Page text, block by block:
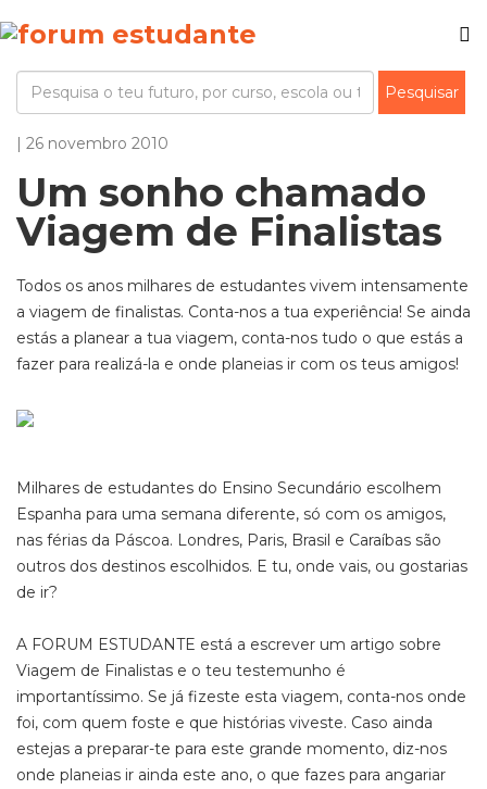
| 26 novembro 2010
Um sonho chamado
Viagem de Finalistas
Todos os anos milhares de estudantes vivem intensamente
a viagem de finalistas. Conta-nos a tua experiência! Se ainda
estás a planear a tua viagem, conta-nos tudo o que estás a
fazer para realizá-la e onde planeias ir com os teus amigos!
Milhares de estudantes do Ensino Secundário escolhem
Espanha para uma semana diferente, só com os amigos,
nas férias da Páscoa. Londres, Paris, Brasil e Caraíbas são
outros dos destinos escolhidos. E tu, onde vais, ou gostarias
de ir?
A FORUM ESTUDANTE está a escrever um artigo sobre
Viagem de Finalistas e o teu testemunho é
importantíssimo. Se já fizeste esta viagem, conta-nos onde
foi, com quem foste e que histórias viveste. Caso ainda
estejas a preparar-te para este grande momento, diz-nos
onde planeias ir ainda este ano, o que fazes para angariar